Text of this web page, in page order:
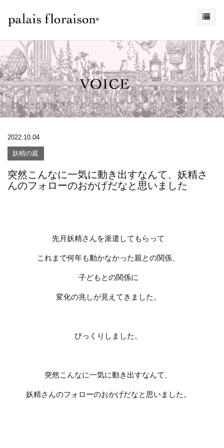
2022.10.04
妖精の庭
突然こんなに一気に動き出すなんて、妖精さ
んのフォローのおかげだなと思いました
先月妖精さんを派遣してもらって
これまで何年も動かなかった親との関係、
子どもとの関係に
変化の兆しが見えてきました。
びっくりしました。
突然こんなに一気に動き出すなんて、
妖精さんのフォローのおかげだなと思いました。